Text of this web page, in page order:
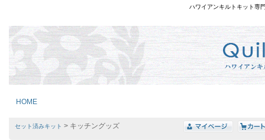
ハワイアンキルトキット専
HOME
セット済みキット > キッチングッズ